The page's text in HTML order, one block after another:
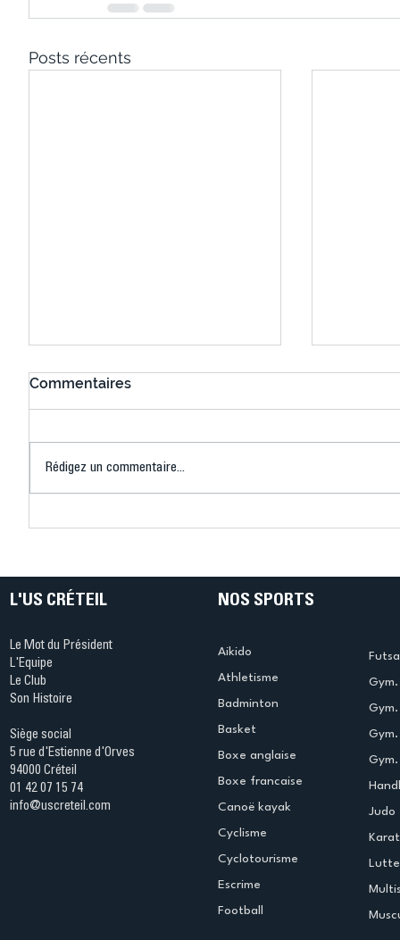
Posts récents
Créteil Choisy)
durant
Commentaires
Rédigez un commentaire...
L'US CRÉTEIL
Le Mot du Président
L'Equipe
Le Club
Son Histoire
Siège social
5 rue d'Estienne d'Orves
94000 Créteil
01 42 07 15 74
info@uscreteil.com
NOS SPORTS
Aikido
Athletisme
Badminton
Basket
Boxe anglaise
Boxe francaise
Canoë kayak
Cyclisme
Cyclotourisme
Escrime
Football
Judo
Lutte